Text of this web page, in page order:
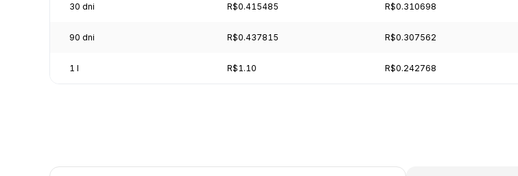
30 dni R$0.415485 R$0.310698
90 dni R$0.437815 R$0.307562
1 l R$1.10 R$0.242768